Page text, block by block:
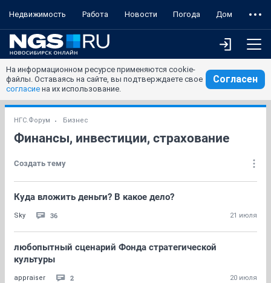
Недвижимость Работа Новости Погода Дом
На информационном ресурсе применяются cookie-
файлы. Оставаясь на сайте, вы подтверждаете свое
согласие на их использование.
Согласен
НГС.Форум Бизнес
Финансы, инвестиции, страхование
Создать тему
Куда вложить деньги? В какое дело?
Sky 36 21 июля
любопытный сценарий Фонда стратегической
культуры
appraiser 2 20 июля